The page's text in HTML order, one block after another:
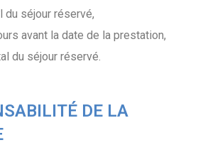
du séjour réservé,
avant la date de la prestation,
du séjour réservé.
DE LA